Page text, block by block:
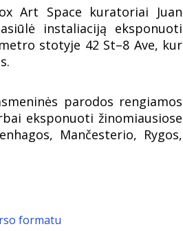
Art Space kuratoriai Juan
instaliaciją eksponuoti
stotyje 42 St–8 Ave, kur
parodos rengiamos
eksponuoti žinomiausiose
Mančesterio, Rygos,
formatu